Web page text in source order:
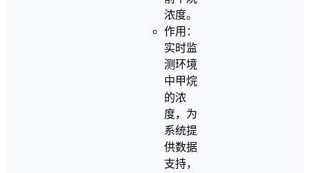
浓度。
作用：
实时监
测环境
中甲烷
的浓
度，为
系统提
供数据
支持，